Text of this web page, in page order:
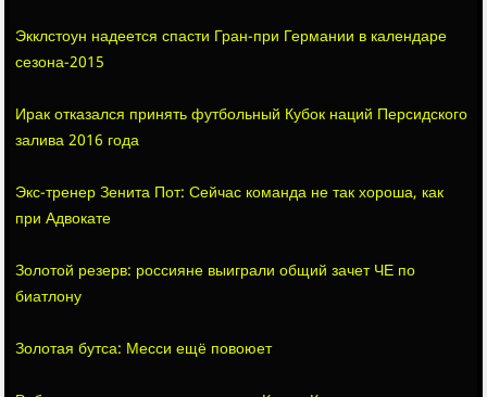
Экклстоун надеется спасти Гран-при Германии в календаре
сезона-2015
Ирак отказался принять футбольный Кубок наций Персидского
залива 2016 года
Экс-тренер Зенита Пот: Сейчас команда не так хороша, как
при Адвокате
Золотой резерв: россияне выиграли общий зачет ЧЕ по
биатлону
Золотая бутса: Месси ещё повоюет